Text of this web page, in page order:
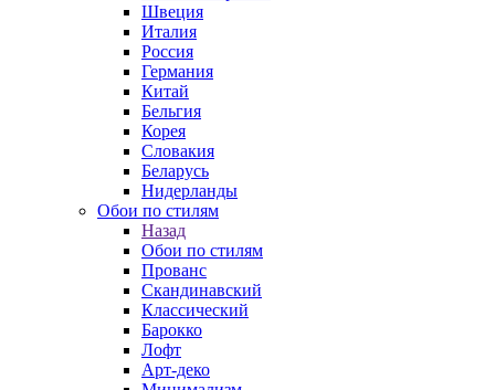
Швеция
Италия
Россия
Германия
Китай
Бельгия
Корея
Словакия
Беларусь
Нидерланды
Обои по стилям
Назад
Обои по стилям
Прованс
Скандинавский
Классический
Барокко
Лофт
Арт-деко